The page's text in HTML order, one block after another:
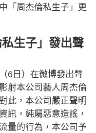
「周杰倫私生子」更
生子」發出聲
6日）在微博發出聲
射本公司藝人周杰倫
此，本公司嚴正聲明
訊，純屬惡意造謠，
量的行為，本公司予